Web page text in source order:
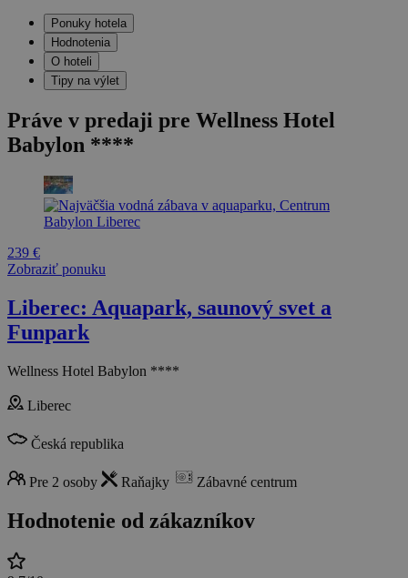
Ponuky hotela
Hodnotenia
O hoteli
Tipy na výlet
Práve v predaji pre Wellness Hotel
Babylon ****
239 €
Zobraziť ponuku
Liberec: Aquapark, saunový svet a
Funpark
Wellness Hotel Babylon ****
Liberec
Česká republika
Pre 2 osoby Raňajky Zábavné centrum
Hodnotenie od zákazníkov